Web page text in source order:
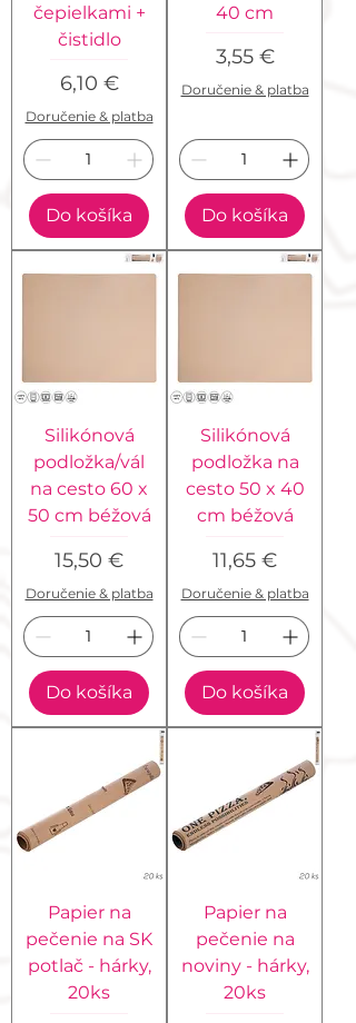
čepielkami +
čistidlo
Cena
6,10 €
Doručenie & platba
Do košíka
40 cm
Cena
3,55 €
Doručenie & platba
Do košíka
Silikónová
podložka/vál
na cesto 60 x
50 cm béžová
Cena
15,50 €
Doručenie & platba
Do košíka
Silikónová
podložka na
cesto 50 x 40
cm béžová
Cena
11,65 €
Doručenie & platba
Do košíka
Papier na
pečenie na SK
potlač - hárky,
20ks
Papier na
pečenie na
noviny - hárky,
20ks